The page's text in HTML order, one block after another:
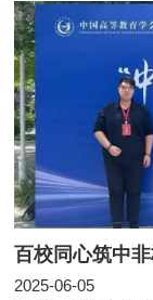
百校同心筑中
2025-06-05